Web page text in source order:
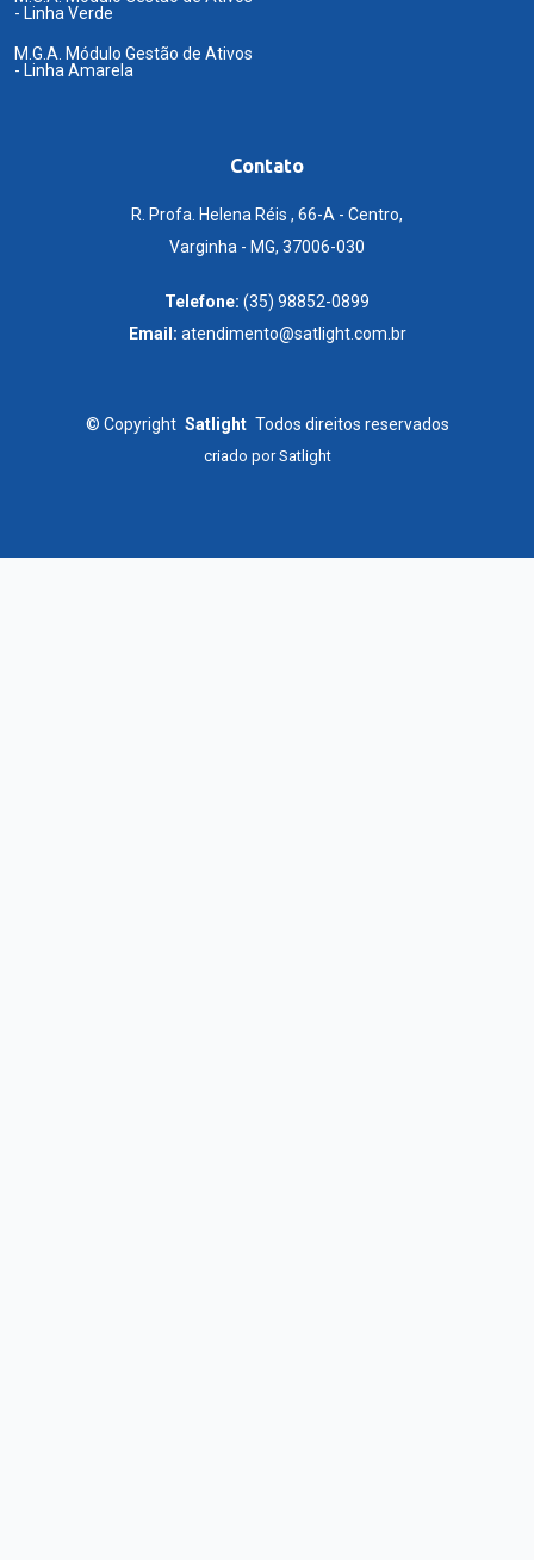
- Linha Verde
M.G.A. Módulo Gestão de Ativos
- Linha Amarela
Contato
R. Profa. Helena Réis , 66-A - Centro,
Varginha - MG, 37006-030
Telefone: (35) 98852-0899
Email: atendimento@satlight.com.br
© Copyright Satlight Todos direitos reservados
criado porSatlight